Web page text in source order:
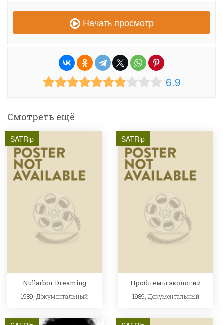
Начать просмотр
6.9
Смотреть ещё
SATRip
Nullarbor Dreaming
1989, Документальный
SATRip
Проблемы экологии
1989, Документальный